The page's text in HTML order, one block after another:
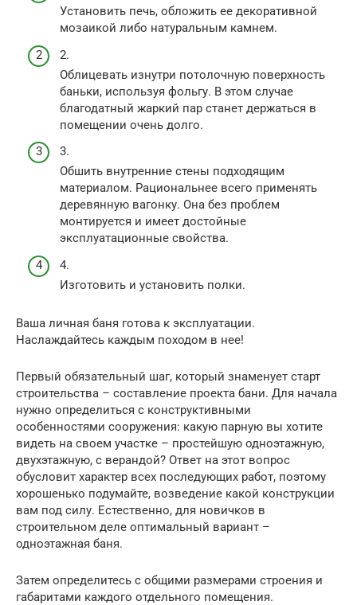
Установить печь, обложить ее декоративной
мозаикой либо натуральным камнем.
2.
Облицевать изнутри потолочную поверхность
баньки, используя фольгу. В этом случае
благодатный жаркий пар станет держаться в
помещении очень долго.
3.
Обшить внутренние стены подходящим
материалом. Рациональнее всего применять
деревянную вагонку. Она без проблем
монтируется и имеет достойные
эксплуатационные свойства.
4.
Изготовить и установить полки.
Ваша личная баня готова к эксплуатации.
Наслаждайтесь каждым походом в нее!
Первый обязательный шаг, который знаменует старт
строительства – составление проекта бани. Для начала
нужно определиться с конструктивными
особенностями сооружения: какую парную вы хотите
видеть на своем участке – простейшую одноэтажную,
двухэтажную, с верандой? Ответ на этот вопрос
обусловит характер всех последующих работ, поэтому
хорошенько подумайте, возведение какой конструкции
вам под силу. Естественно, для новичков в
строительном деле оптимальный вариант –
одноэтажная баня.
Затем определитесь с общими размерами строения и
габаритами каждого отдельного помещения.